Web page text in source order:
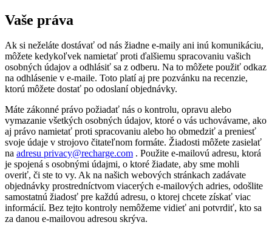
Vaše práva
Ak si neželáte dostávať od nás žiadne e-maily ani inú komunikáciu,
môžete kedykoľvek namietať proti ďalšiemu spracovaniu vašich
osobných údajov a odhlásiť sa z odberu. Na to môžete použiť odkaz
na odhlásenie v e-maile. Toto platí aj pre pozvánku na recenzie,
ktorú môžete dostať po odoslaní objednávky.
Máte zákonné právo požiadať nás o kontrolu, opravu alebo
vymazanie všetkých osobných údajov, ktoré o vás uchovávame, ako
aj právo namietať proti spracovaniu alebo ho obmedziť a preniesť
svoje údaje v strojovo čitateľnom formáte. Žiadosti môžete zasielať
na adresu privacy@recharge.com . Použite e-mailovú adresu, ktorá
je spojená s osobnými údajmi, o ktoré žiadate, aby sme mohli
overiť, či ste to vy. Ak na našich webových stránkach zadávate
objednávky prostredníctvom viacerých e-mailových adries, odošlite
samostatnú žiadosť pre každú adresu, o ktorej chcete získať viac
informácií. Bez tejto kontroly nemôžeme vidieť ani potvrdiť, kto sa
za danou e-mailovou adresou skrýva.